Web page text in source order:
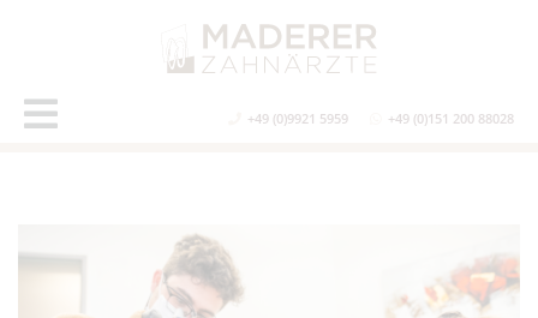
+49 (0)9921 5959 +49 (0)151 200 88028